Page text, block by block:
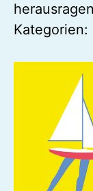
Kategorien: